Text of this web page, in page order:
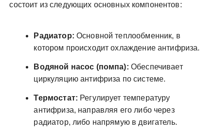
состоит из следующих основных компонентов:
Радиатор: Основной теплообменник, в
котором происходит охлаждение антифриза.
Водяной насос (помпа): Обеспечивает
циркуляцию антифриза по системе.
Термостат: Регулирует температуру
антифриза, направляя его либо через
радиатор, либо напрямую в двигатель.